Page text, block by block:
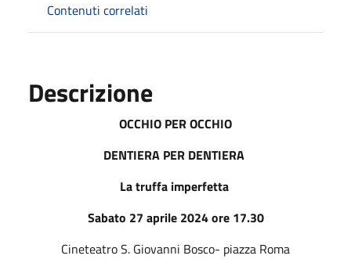
Contenuti correlati
Descrizione
OCCHIO PER OCCHIO
DENTIERA PER DENTIERA
La truffa imperfetta
Sabato 27 aprile 2024 ore 17.30
Cineteatro S. Giovanni Bosco- piazza Roma